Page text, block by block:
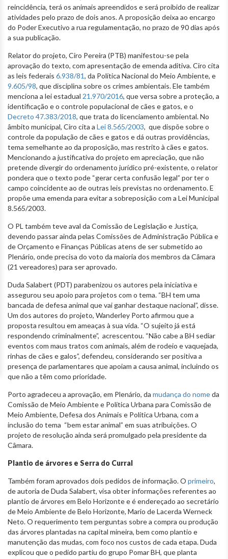
reincidência, terá os animais apreendidos e será proibido de realizar
atividades pelo prazo de dois anos. A proposição deixa ao encargo
do Poder Executivo a rua regulamentação, no prazo de 90 dias após
a sua publicação.
Relator do projeto, Ciro Pereira (PTB) manifestou-se pela
aprovação do texto, com apresentação de emenda aditiva. Ciro cita
as leis federais 6.938/81, da Política Nacional do Meio Ambiente, e
9.605/98, que disciplina sobre os crimes ambientais. Ele também
menciona a lei estadual 21.970/2016, que versa sobre a proteção, a
identificação e o controle populacional de cães e gatos, e o
Decreto 47.383/2018, que trata do licenciamento ambiental. No
âmbito municipal, Ciro cita a Lei 8.565/2003, que dispõe sobre o
controle da população de cães e gatos e dá outras providências,
tema semelhante ao da proposição, mas restrito à cães e gatos.
Mencionando a justificativa do projeto em apreciação, que não
pretende divergir do ordenamento jurídico pré-existente, o relator
pondera que o texto pode “gerar certa confusão legal” por ter o
campo coincidente ao de outras leis previstas no ordenamento. E
propõe uma emenda para evitar a sobreposição com a Lei Municipal
8.565/2003.
O PL também teve aval da Comissão de Legislação e Justiça,
devendo passar ainda pelas Comissões de Administração Pública e
de Orçamento e Finanças Públicas atens de ser submetido ao
Plenário, onde precisa do voto da maioria dos membros da Câmara
(21 vereadores) para ser aprovado.
Duda Salabert (PDT) parabenizou os autores pela iniciativa e
assegurou seu apoio para projetos com o tema. “BH tem uma
bancada de defesa animal que vai ganhar destaque nacional”, disse.
Um dos autores do projeto, Wanderley Porto afirmou que a
proposta resultou em ameaças à sua vida. “O sujeito já está
respondendo criminalmente”, acrescentou. “Não cabe a BH sediar
eventos com maus tratos com animais, além de rodeio e vaquejada,
rinhas de cães e galos”, defendeu, considerando ser positiva a
presença de parlamentares que apoiam a causa animal, incluindo os
que não a têm como prioridade.
Porto agradeceu a aprovação, em Plenário, da mudança do nomeda
Comissão de Meio Ambiente e Política Urbana para Comissão de
Meio Ambiente, Defesa dos Animais e Política Urbana, com a
inclusão do tema “bem estar animal” em suas atribuições. O
projeto de resolução ainda será promulgado pela presidente da
Câmara.
Plantio de árvores e Serra do Curral
Também foram aprovados dois pedidos de informação. O primeiro,
de autoria de Duda Salabert, visa obter informações referentes ao
plantio de árvores em Belo Horizonte e é endereçado ao secretário
de Meio Ambiente de Belo Horizonte, Mario de Lacerda Werneck
Neto. O requerimento tem perguntas sobre a compra ou produção
das árvores plantadas na capital mineira, bem como plantio e
manutenção das mudas, com foco nos custos de cada etapa. Duda
explicou que o pedido partiu do grupo Pomar BH, que planta